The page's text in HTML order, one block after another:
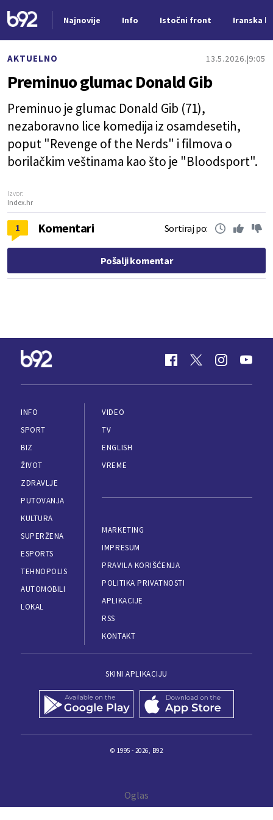
Najnovije Info Istočni front Iranska
AKTUELNO 13.5.2026. 9:05
Preminuo glumac Donald Gib
Preminuo je glumac Donald Gib (71),
nezaboravno lice komedija iz osamdesetih,
poput "Revenge of the Nerds" i filmova o
borilačkim veštinama kao što je "Bloodsport".
Izvor:
Index.hr
1 Komentari Sortiraj po:
Pošalji komentar
INFO
SPORT
BIZ
ŽIVOT
ZDRAVLJE
PUTOVANJA
KULTURA
SUPERŽENA
ESPORTS
TEHNOPOLIS
AUTOMOBILI
LOKAL
VIDEO
TV
ENGLISH
VREME
MARKETING
IMPRESUM
PRAVILA KORIŠĆENJA
POLITIKA PRIVATNOSTI
APLIKACIJE
RSS
KONTAKT
SKINI APLIKACIJU
© 1995 - 2026, B92